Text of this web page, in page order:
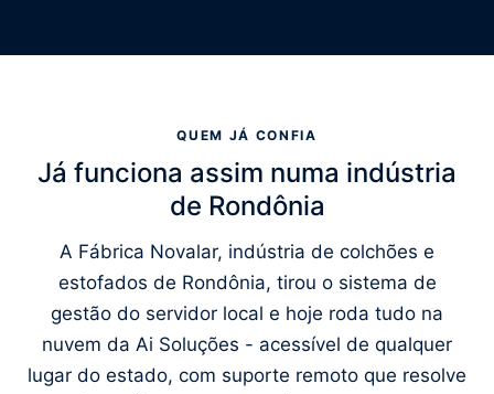
QUEM JÁ CONFIA
Já funciona assim numa indústria
de Rondônia
A Fábrica Novalar, indústria de colchões e
estofados de Rondônia, tirou o sistema de
gestão do servidor local e hoje roda tudo na
nuvem da Ai Soluções - acessível de qualquer
lugar do estado, com suporte remoto que resolve